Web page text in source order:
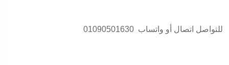
للتواصل اتصال أو واتساب 01090501630